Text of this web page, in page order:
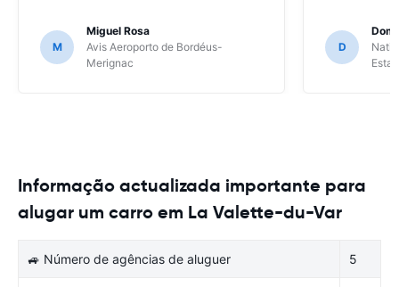
M
Miguel Rosa
Avis Aeroporto de Bordéus-
Merignac
D
Informação actualizada importante para
alugar um carro em La Valette-du-Var
🚙 Número de agências de aluguer 5